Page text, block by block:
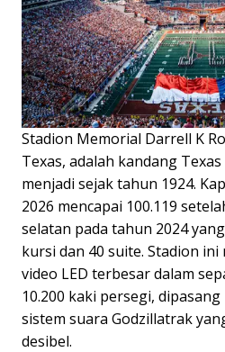
Stadion Memorial Darrell K
Texas, adalah kandang
menjadi sejak tahun 1924.
2026 mencapai 100.119
selatan pada tahun 2024
kursi dan 40 suite. Stadion
video LED terbesar dalam
10.200 kaki persegi,
sistem suara Godzillatrak
desibel.